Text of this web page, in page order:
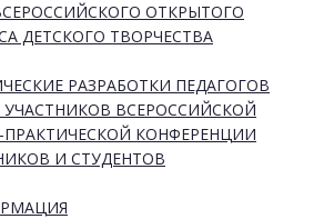
ОТКРЫТОГО
ДЕТСКОГО ТВОРЧЕСТВА
РАЗРАБОТКИ ПЕДАГОГОВ
УЧАСТНИКОВ ВСЕРОССИЙСКОЙ
ПРАКТИЧЕСКОЙ КОНФЕРЕНЦИИ
И СТУДЕНТОВ